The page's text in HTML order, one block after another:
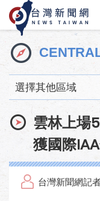
選擇其他區域
雲林上場
獲國際
台灣新聞網記